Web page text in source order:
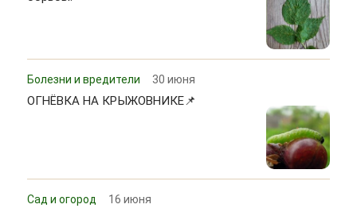
Болезни и вредители 30 июня
ОГНЁВКА НА КРЫЖОВНИКЕ📌
Сад и огород 16 июня